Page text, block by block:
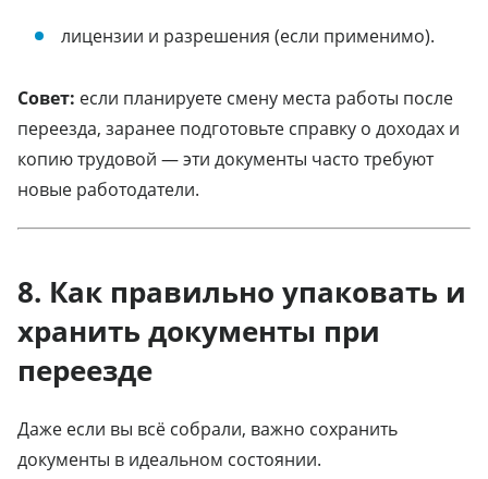
лицензии и разрешения (если применимо).
Совет: если планируете смену места работы после
переезда, заранее подготовьте справку о доходах и
копию трудовой — эти документы часто требуют
новые работодатели.
8. Как правильно упаковать и
хранить документы при
переезде
Даже если вы всё собрали, важно сохранить
документы в идеальном состоянии.